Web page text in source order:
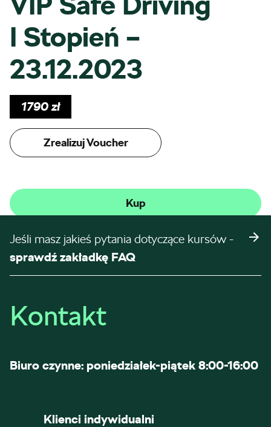
I Stopień –
23.12.2023
1790zł
Zrealizuj Voucher
Kup
Jeśli masz jakieś pytania dotyczące kursów -
sprawdź zakładkę FAQ
Kontakt
Biuro czynne: poniedziałek-piątek 8:00-16:00
Klienci indywidualni